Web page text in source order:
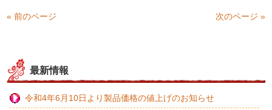
« 前のページ 次のページ »
最新情報
令和4年6月10日より製品価格の値上げのお知らせ